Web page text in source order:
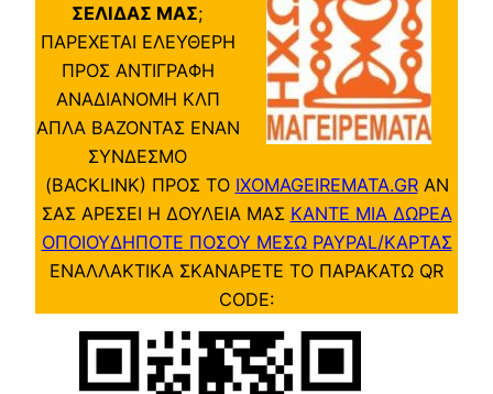
ΣΕΛΙΔΑΣ ΜΑΣ;
ΠΑΡΕΧΕΤΑΙ ΕΛΕΥΘΕΡΗ
ΠΡΟΣ ΑΝΤΙΓΡΑΦΗ
ΑΝΑΔΙΑΝΟΜΗ ΚΛΠ
ΑΠΛΑ ΒΑΖΟΝΤΑΣ ΕΝΑΝ
ΣΥΝΔΕΣΜΟ
(BACKLINK) ΠΡΟΣ ΤΟ IXOMAGEIREMATA.GRΑΝ
ΣΑΣ ΑΡΕΣΕΙ Η ΔΟΥΛΕΙΑ ΜΑΣ ΚΑΝΤΕ ΜΙΑ ΔΩΡΕΑ
ΟΠΟΙΟΥΔΗΠΟΤΕ ΠΟΣΟΥ ΜΕΣΩ PAYPAL/ΚΑΡΤΑΣ
ΕΝΑΛΛΑΚΤΙΚΑ ΣΚΑΝΑΡΕΤΕ ΤΟ ΠΑΡΑΚΑΤΩ QR
CODE: